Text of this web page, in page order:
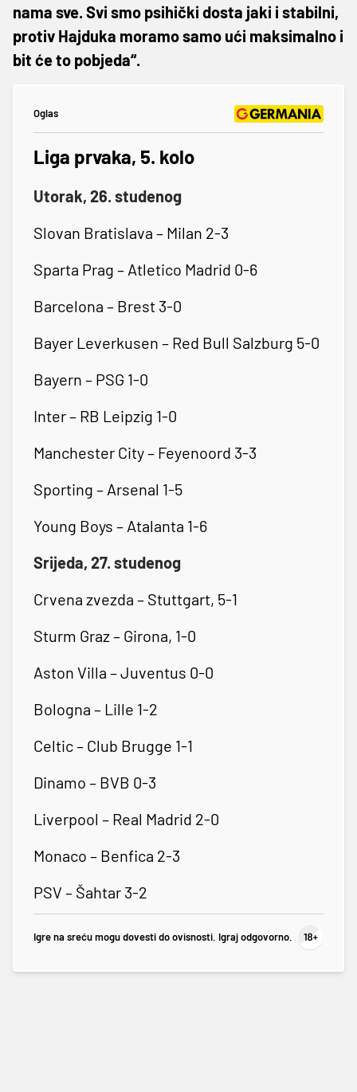
nama sve. Svi smo psihički dosta jaki i stabilni,
protiv Hajduka moramo samo ući maksimalno i
bit će to pobjeda“.
Oglas
Liga prvaka, 5. kolo
Utorak, 26. studenog
Slovan Bratislava – Milan 2-3
Sparta Prag – Atletico Madrid 0-6
Barcelona – Brest 3-0
Bayer Leverkusen – Red Bull Salzburg 5-0
Bayern – PSG 1-0
Inter – RB Leipzig 1-0
Manchester City – Feyenoord 3-3
Sporting – Arsenal 1-5
Young Boys – Atalanta 1-6
Srijeda, 27. studenog
Crvena zvezda – Stuttgart, 5-1
Sturm Graz – Girona, 1-0
Aston Villa – Juventus 0-0
Bologna – Lille 1-2
Celtic – Club Brugge 1-1
Dinamo – BVB 0-3
Liverpool – Real Madrid 2-0
Monaco – Benfica 2-3
PSV – Šahtar 3-2
Igre na sreću mogu dovesti do ovisnosti. Igraj odgovorno.